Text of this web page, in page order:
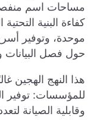
مساحات اسم
كفاءة البنية
موحدة، وتوفير
حول فصل البيانات
للمؤسسات: توفير
وقابلية الصيانة